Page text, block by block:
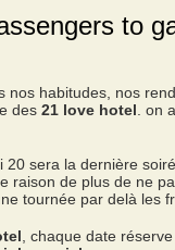
to
nos habitudes, nos
des 21 love hotel . on
20 sera la dernière
raison de plus de ne
tournée par delà les
, chaque date